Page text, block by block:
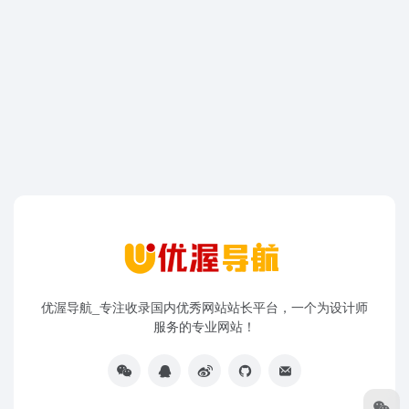
优渥导航_专注收录国内优秀网站站长平台，一个为设计师
服务的专业网站！